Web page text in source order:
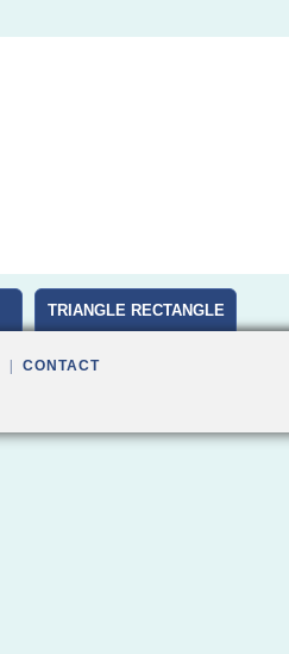
TRIANGLE RECTANGLE
CONTACT